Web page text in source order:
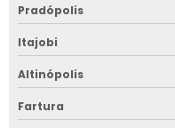
Pradópolis
Itajobi
Altinópolis
Fartura